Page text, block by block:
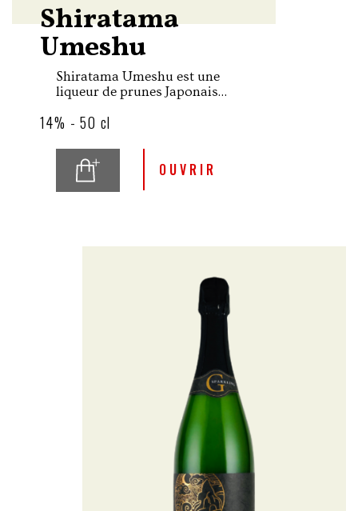
Shiratama
Umeshu
Shiratama Umeshu est une
liqueur de prunes Japonaises
Eigashima (anciennement
14% - 50 cl
OUVRIR